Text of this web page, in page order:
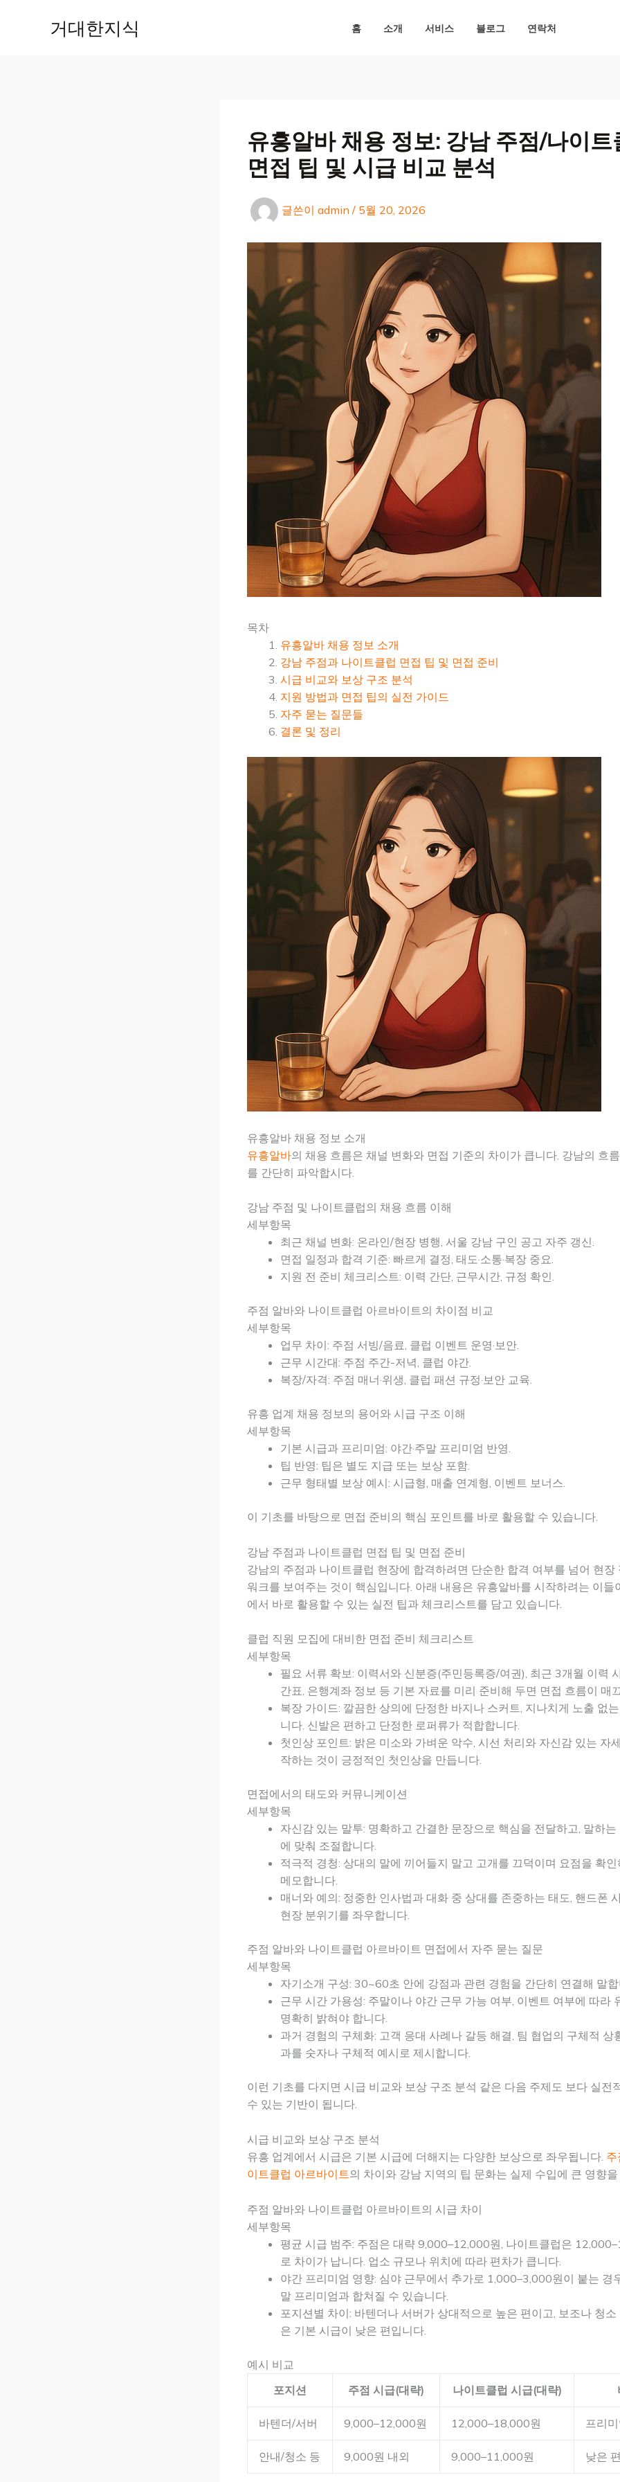
거대한지식 홈 소개 서비스 블로그 연락처
유흥알바 채용 정보: 강남 주점/나이트
면접 팁 및 시급 비교 분석
글쓴이 admin / 5월 20, 2026
목차
유흥알바 채용 정보 소개
강남 주점과 나이트클럽 면접 팁 및 면접 준비
시급 비교와 보상 구조 분석
지원 방법과 면접 팁의 실전 가이드
자주 묻는 질문들
결론 및 정리
유흥알바 채용 정보 소개
유흥알바의 채용 흐름은 채널 변화와 면접 기준의 차이가 큽니다. 강남의 흐
를 간단히 파악합시다.
강남 주점 및 나이트클럽의 채용 흐름 이해
세부항목
최근 채널 변화: 온라인/현장 병행, 서울 강남 구인 공고 자주 갱신.
면접 일정과 합격 기준: 빠르게 결정, 태도·소통·복장 중요.
지원 전 준비 체크리스트: 이력 간단, 근무시간, 규정 확인.
주점 알바와 나이트클럽 아르바이트의 차이점 비교
세부항목
업무 차이: 주점 서빙/음료, 클럽 이벤트 운영·보안.
근무 시간대: 주점 주간-저녁, 클럽 야간.
복장/자격: 주점 매너·위생, 클럽 패션 규정·보안 교육.
유흥 업계 채용 정보의 용어와 시급 구조 이해
세부항목
기본 시급과 프리미엄: 야간·주말 프리미엄 반영.
팁 반영: 팁은 별도 지급 또는 보상 포함.
근무 형태별 보상 예시: 시급형, 매출 연계형, 이벤트 보너스.
이 기초를 바탕으로 면접 준비의 핵심 포인트를 바로 활용할 수 있습니다.
강남 주점과 나이트클럽 면접 팁 및 면접 준비
강남의 주점과 나이트클럽 현장에 합격하려면 단순한 합격 여부를 넘어 현장
워크를 보여주는 것이 핵심입니다. 아래 내용은 유흥알바를 시작하려는 이들
에서 바로 활용할 수 있는 실전 팁과 체크리스트를 담고 있습니다.
클럽 직원 모집에 대비한 면접 준비 체크리스트
세부항목
필요 서류 확보: 이력서와 신분증(주민등록증/여권), 최근 3개월 이력
간표, 은행계좌 정보 등 기본 자료를 미리 준비해 두면 면접 흐름이 매
복장 가이드: 깔끔한 상의에 단정한 바지나 스커트, 지나치게 노출 없
니다. 신발은 편하고 단정한 로퍼류가 적합합니다.
첫인상 포인트: 밝은 미소와 가벼운 악수, 시선 처리와 자신감 있는 자
작하는 것이 긍정적인 첫인상을 만듭니다.
면접에서의 태도와 커뮤니케이션
세부항목
자신감 있는 말투: 명확하고 간결한 문장으로 핵심을 전달하고, 말하
에 맞춰 조절합니다.
적극적 경청: 상대의 말에 끼어들지 말고 고개를 끄덕이며 요점을 확인
메모합니다.
매너와 예의: 정중한 인사법과 대화 중 상대를 존중하는 태도, 핸드폰
현장 분위기를 좌우합니다.
주점 알바와 나이트클럽 아르바이트 면접에서 자주 묻는 질문
세부항목
자기소개 구성: 30~60초 안에 강점과 관련 경험을 간단히 연결해 말합
근무 시간 가용성: 주말이나 야간 근무 가능 여부, 이벤트 여부에 따라
명확히 밝혀야 합니다.
과거 경험의 구체화: 고객 응대 사례나 갈등 해결, 팀 협업의 구체적 상
과를 숫자나 구체적 예시로 제시합니다.
이런 기초를 다지면 시급 비교와 보상 구조 분석 같은 다음 주제도 보다 실전
수 있는 기반이 됩니다.
시급 비교와 보상 구조 분석
유흥 업계에서 시급은 기본 시급에 더해지는 다양한 보상으로 좌우됩니다.
이트클럽 아르바이트의 차이와 강남 지역의 팁 문화는 실제 수입에 큰 영향을
주점 알바와 나이트클럽 아르바이트의 시급 차이
세부항목
평균 시급 범주: 주점은 대략 9,000–12,000원, 나이트클럽은
로 차이가 납니다. 업소 규모나 위치에 따라 편차가 큽니다.
야간 프리미엄 영향: 심야 근무에서 추가로 1,000–3,000원이 붙는 경
말 프리미엄과 합쳐질 수 있습니다.
포지션별 차이: 바텐더나 서버가 상대적으로 높은 편이고, 보조나 청소
은 기본 시급이 낮은 편입니다.
예시 비교
포지션
주점 시급(대략) 나이트클럽 시급(대략)
바텐더/서버 9,000–12,000원 12,000–18,000원 프리
안내/청소 등 9,000원 내외 9,000–11,000원 낮은 편